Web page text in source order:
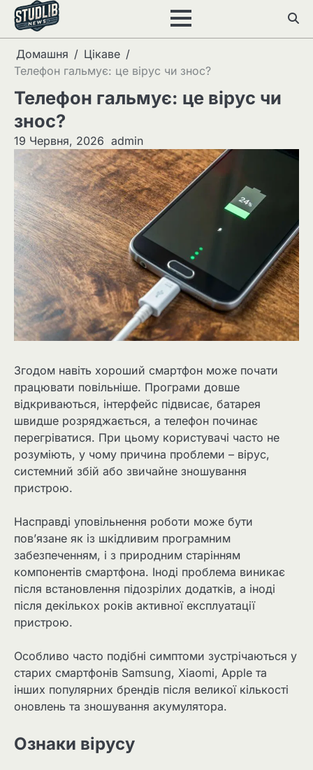
Перейти
вмісту
Домашня
Цікаве
Телефон гальмує: це вірус чи знос?
Телефон гальмує: це вірус чи
знос?
19 Червня, 2026 admin
Згодом навіть хороший смартфон може почати
працювати повільніше. Програми довше
відкриваються, інтерфейс підвисає, батарея
швидше розряджається, а телефон починає
перегріватися. При цьому користувачі часто не
розуміють, у чому причина проблеми – вірус,
системний збій або звичайне зношування
пристрою.
Насправді уповільнення роботи може бути
пов’язане як із шкідливим програмним
забезпеченням, і з природним старінням
компонентів смартфона. Іноді проблема виникає
після встановлення підозрілих додатків, а іноді
після декількох років активної експлуатації
пристрою.
Особливо часто подібні симптоми зустрічаються у
старих смартфонів Samsung, Xiaomi, Apple та
інших популярних брендів після великої кількості
оновлень та зношування акумулятора.
Ознаки вірусу